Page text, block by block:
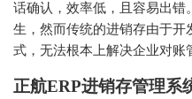
话确认，效率低，且容易出
生，然而传统的进销存由于
式，无法根本上解决企业对账
正航ERP进销存管理系